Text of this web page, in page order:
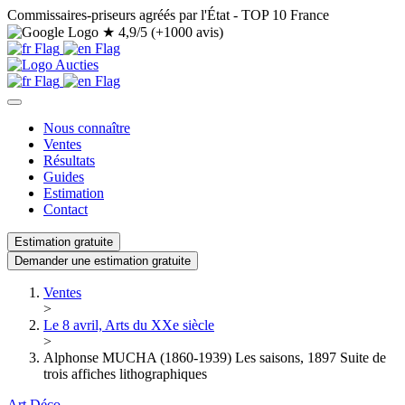
Commissaires-priseurs agréés par l'État - TOP 10 France
★ 4,9/5 (+1000 avis)
Nous connaître
Ventes
Résultats
Guides
Estimation
Contact
Estimation gratuite
Demander une estimation gratuite
Ventes
>
Le 8 avril, Arts du XXe siècle
>
Alphonse MUCHA (1860-1939) Les saisons, 1897 Suite de
trois affiches lithographiques